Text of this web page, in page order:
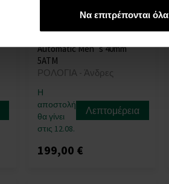
Να επιτρέπονται όλα
Automatic Men`s 40mm
5ATM
ΡΟΛΟΓΙΑ - Άνδρες
Η
αποστολή
θα γίνει
στις 12.08.
Λεπτομέρεια
199,00 €